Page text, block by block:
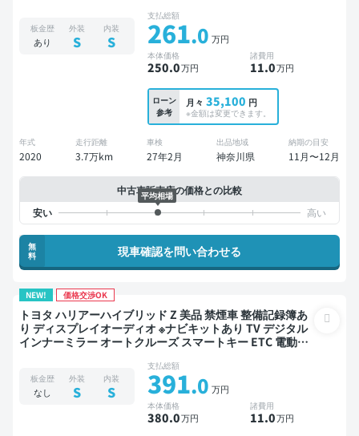
板金歴
あり
外装
S
内装
S
支払総額
261.0 万円
本体価格
250.0万円
諸費用
11.0万円
ローン
参考
月々 35,100 円
※金額は変更できます。
年式
2020
走行距離
3.7万km
車検
27年2月
出品地域
神奈川県
納期の目安
11月〜12月
中古車販売店の価格との比較
平均相場
無
料
現車確認を問い合わせる
NEW! 価格交渉OK
トヨタ ハリアーハイブリッド Z 美品 禁煙車 整備記録簿あ
り ディスプレイオーディオ ※ナビキットあり TV デジタル
インナーミラー オートクルーズ スマートキー ETC 電動バ
板金歴
なし
外装
S
内装
S
支払総額
391.0 万円
本体価格
380.0万円
諸費用
11.0万円